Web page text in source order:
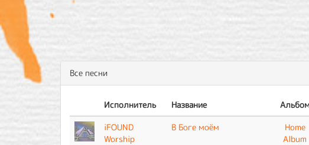
Все песни
Исполнитель Название
iFOUND
Worship
В Боге моём
Home
Album